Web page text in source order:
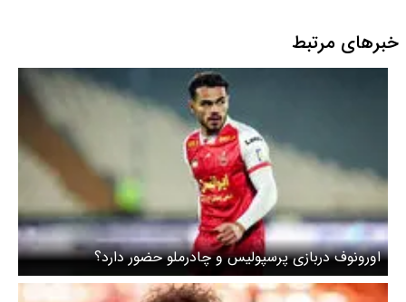
خبرهای مرتبط
اورونوف دربازی پرسپولیس و چادرملو حضور دارد؟